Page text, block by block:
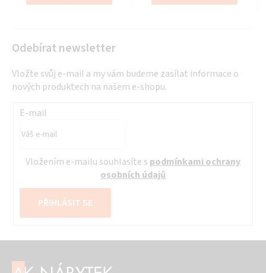
Odebírat newsletter
Vložte svůj e-mail a my vám budeme zasílat informace o
nových produktech na našem e-shopu.
E-mail
Vložením e-mailu souhlasíte s podmínkami ochrany
osobních údajů
PŘIHLÁSIT SE